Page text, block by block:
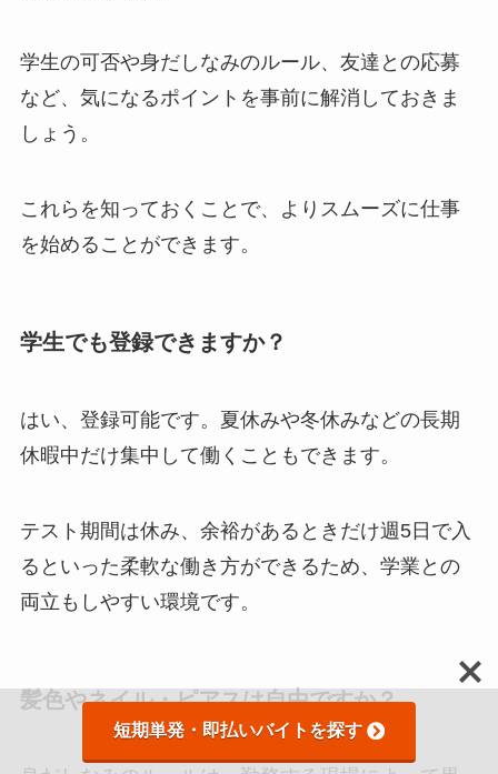
学生の可否や身だしなみのルール、友達との応募
など、気になるポイントを事前に解消しておきま
しょう。
これらを知っておくことで、よりスムーズに仕事
を始めることができます。
学生でも登録できますか？
はい、登録可能です。夏休みや冬休みなどの長期
休暇中だけ集中して働くこともできます。
テスト期間は休み、余裕があるときだけ週5日で入
るといった柔軟な働き方ができるため、学業との
両立もしやすい環境です。
髪色やネイル・ピアスは自由ですか？
短期単発・即払いバイトを探す